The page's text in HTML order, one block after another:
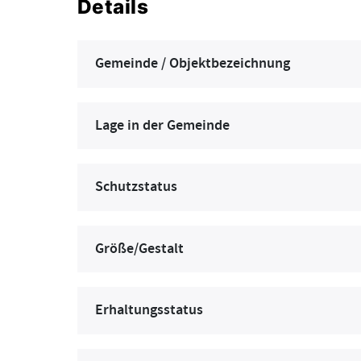
Details
Gemeinde / Objektbezeichnung
Lage in der Gemeinde
Schutzstatus
Größe/Gestalt
Erhaltungsstatus